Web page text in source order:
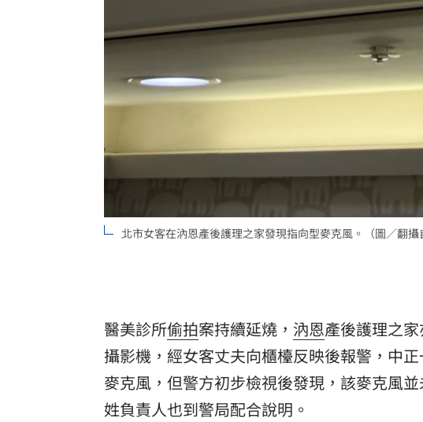
北市女客在汭恩產後護理之家發現指向型麥克風。（圖／翻攝
醫美診所偷拍案持續延燒， 汭恩產後護理之
攝影機，經女客丈夫向櫃檯反映後報警，中
麥克風，但警方初步檢視後發現，該麥克風
姓負責人也到警局配合說明。